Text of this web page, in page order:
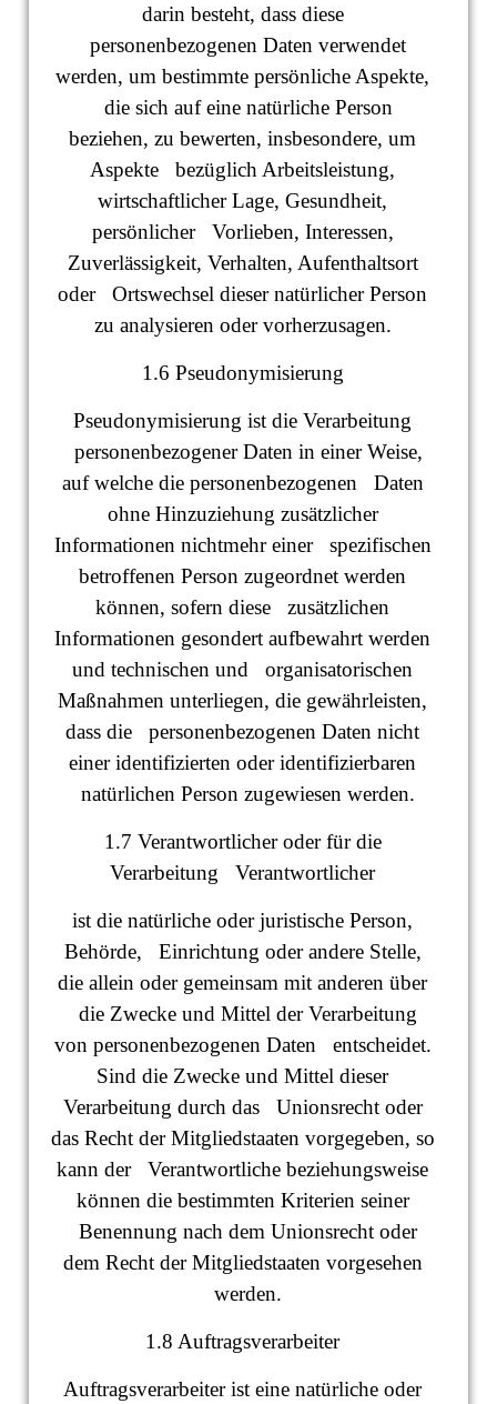
darin besteht, dass diese
personenbezogenen Daten verwendet
werden, um bestimmte persönliche Aspekte,
die sich auf eine natürliche Person
beziehen, zu bewerten, insbesondere, um
Aspekte bezüglich Arbeitsleistung,
wirtschaftlicher Lage, Gesundheit,
persönlicher Vorlieben, Interessen,
Zuverlässigkeit, Verhalten, Aufenthaltsort
oder Ortswechsel dieser natürlicher Person
zu analysieren oder vorherzusagen.
1.6 Pseudonymisierung
Pseudonymisierung ist die Verarbeitung
personenbezogener Daten in einer Weise,
auf welche die personenbezogenen Daten
ohne Hinzuziehung zusätzlicher
Informationen nichtmehr einer spezifischen
betroffenen Person zugeordnet werden
können, sofern diese zusätzlichen
Informationen gesondert aufbewahrt werden
und technischen und organisatorischen
Maßnahmen unterliegen, die gewährleisten,
dass die personenbezogenen Daten nicht
einer identifizierten oder identifizierbaren
natürlichen Person zugewiesen werden.
1.7 Verantwortlicher oder für die
Verarbeitung Verantwortlicher
ist die natürliche oder juristische Person,
Behörde, Einrichtung oder andere Stelle,
die allein oder gemeinsam mit anderen über
die Zwecke und Mittel der Verarbeitung
von personenbezogenen Daten entscheidet.
Sind die Zwecke und Mittel dieser
Verarbeitung durch das Unionsrecht oder
das Recht der Mitgliedstaaten vorgegeben, so
kann der Verantwortliche beziehungsweise
können die bestimmten Kriterien seiner
Benennung nach dem Unionsrecht oder
dem Recht der Mitgliedstaaten vorgesehen
werden.
1.8 Auftragsverarbeiter
Auftragsverarbeiter ist eine natürliche oder